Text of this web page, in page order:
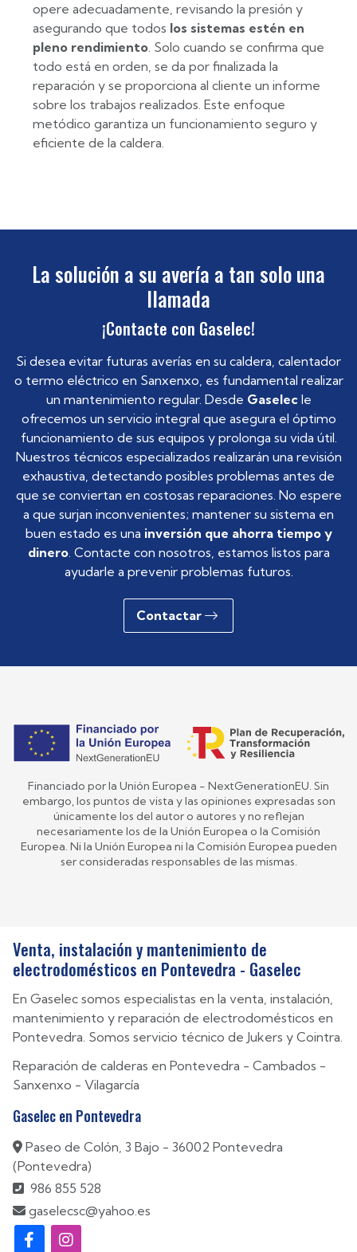
opere adecuadamente, revisando la presión y
asegurando que todos los sistemas estén en
pleno rendimiento. Solo cuando se confirma que
todo está en orden, se da por finalizada la
reparación y se proporciona al cliente un informe
sobre los trabajos realizados. Este enfoque
metódico garantiza un funcionamiento seguro y
eficiente de la caldera.
La solución a su avería a tan solo una
llamada
¡Contacte con Gaselec!
Si desea evitar futuras averías en su caldera, calentador
o termo eléctrico en Sanxenxo, es fundamental realizar
un mantenimiento regular. Desde Gaselecle
ofrecemos un servicio integral que asegura el óptimo
funcionamiento de sus equipos y prolonga su vida útil.
Nuestros técnicos especializados realizarán una revisión
exhaustiva, detectando posibles problemas antes de
que se conviertan en costosas reparaciones. No espere
a que surjan inconvenientes; mantener su sistema en
buen estado es una inversión que ahorra tiempo y
dinero. Contacte con nosotros, estamos listos para
ayudarle a prevenir problemas futuros.
Contactar
Financiado por la Unión Europea - NextGenerationEU. Sin
embargo, los puntos de vista y las opiniones expresadas son
únicamente los del autor o autores y no reflejan
necesariamente los de la Unión Europea o la Comisión
Europea. Ni la Unión Europea ni la Comisión Europea pueden
ser consideradas responsables de las mismas.
Venta, instalación y mantenimiento de
electrodomésticos en Pontevedra - Gaselec
En Gaselec somos especialistas en la venta, instalación,
mantenimiento y reparación de electrodomésticos en
Pontevedra. Somos servicio técnico de Jukers y Cointra.
Reparación de calderas en Pontevedra - Cambados -
Sanxenxo - Vilagarcía
Gaselec en Pontevedra
Paseo de Colón, 3 Bajo - 36002 Pontevedra
(Pontevedra)
986 855 528
gaselecsc@yahoo.es